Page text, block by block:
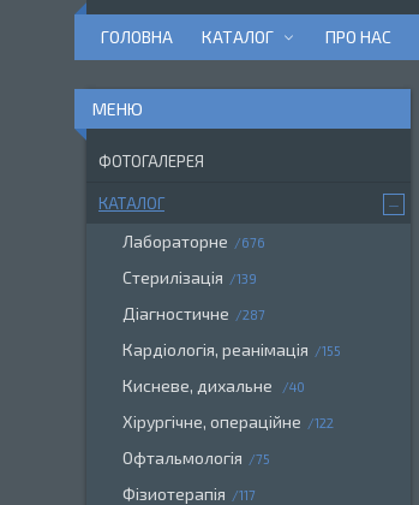
ГОЛОВНА КАТАЛОГ ПРО НАС
ФОТОГАЛЕРЕЯ
КАТАЛОГ
Лабораторне 676
Стерилізація 139
Діагностичне 287
Кардіологія, реанімація 155
Кисневе, дихальне 40
Хірургічне, операційне 122
Офтальмологія 75
Фізиотерапія 117